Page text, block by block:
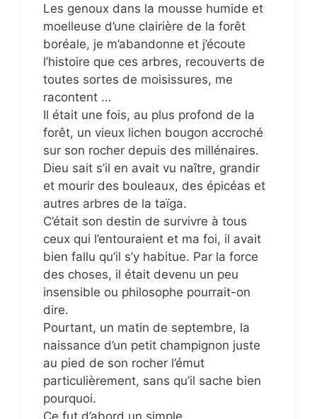
Les genoux dans la mousse humide et
moelleuse d’une clairière de la forêt
boréale, je m’abandonne et j’écoute
l’histoire que ces arbres, recouverts de
toutes sortes de moisissures, me
racontent …
Il était une fois, au plus profond de la
forêt, un vieux lichen bougon accroché
sur son rocher depuis des millénaires.
Dieu sait s’il en avait vu naître, grandir
et mourir des bouleaux, des épicéas et
autres arbres de la taïga.
C’était son destin de survivre à tous
ceux qui l’entouraient et ma foi, il avait
bien fallu qu’il s’y habitue. Par la force
des choses, il était devenu un peu
insensible ou philosophe pourrait-on
dire.
Pourtant, un matin de septembre, la
naissance d’un petit champignon juste
au pied de son rocher l’émut
particulièrement, sans qu’il sache bien
pourquoi.
Ce fut d’abord un simple